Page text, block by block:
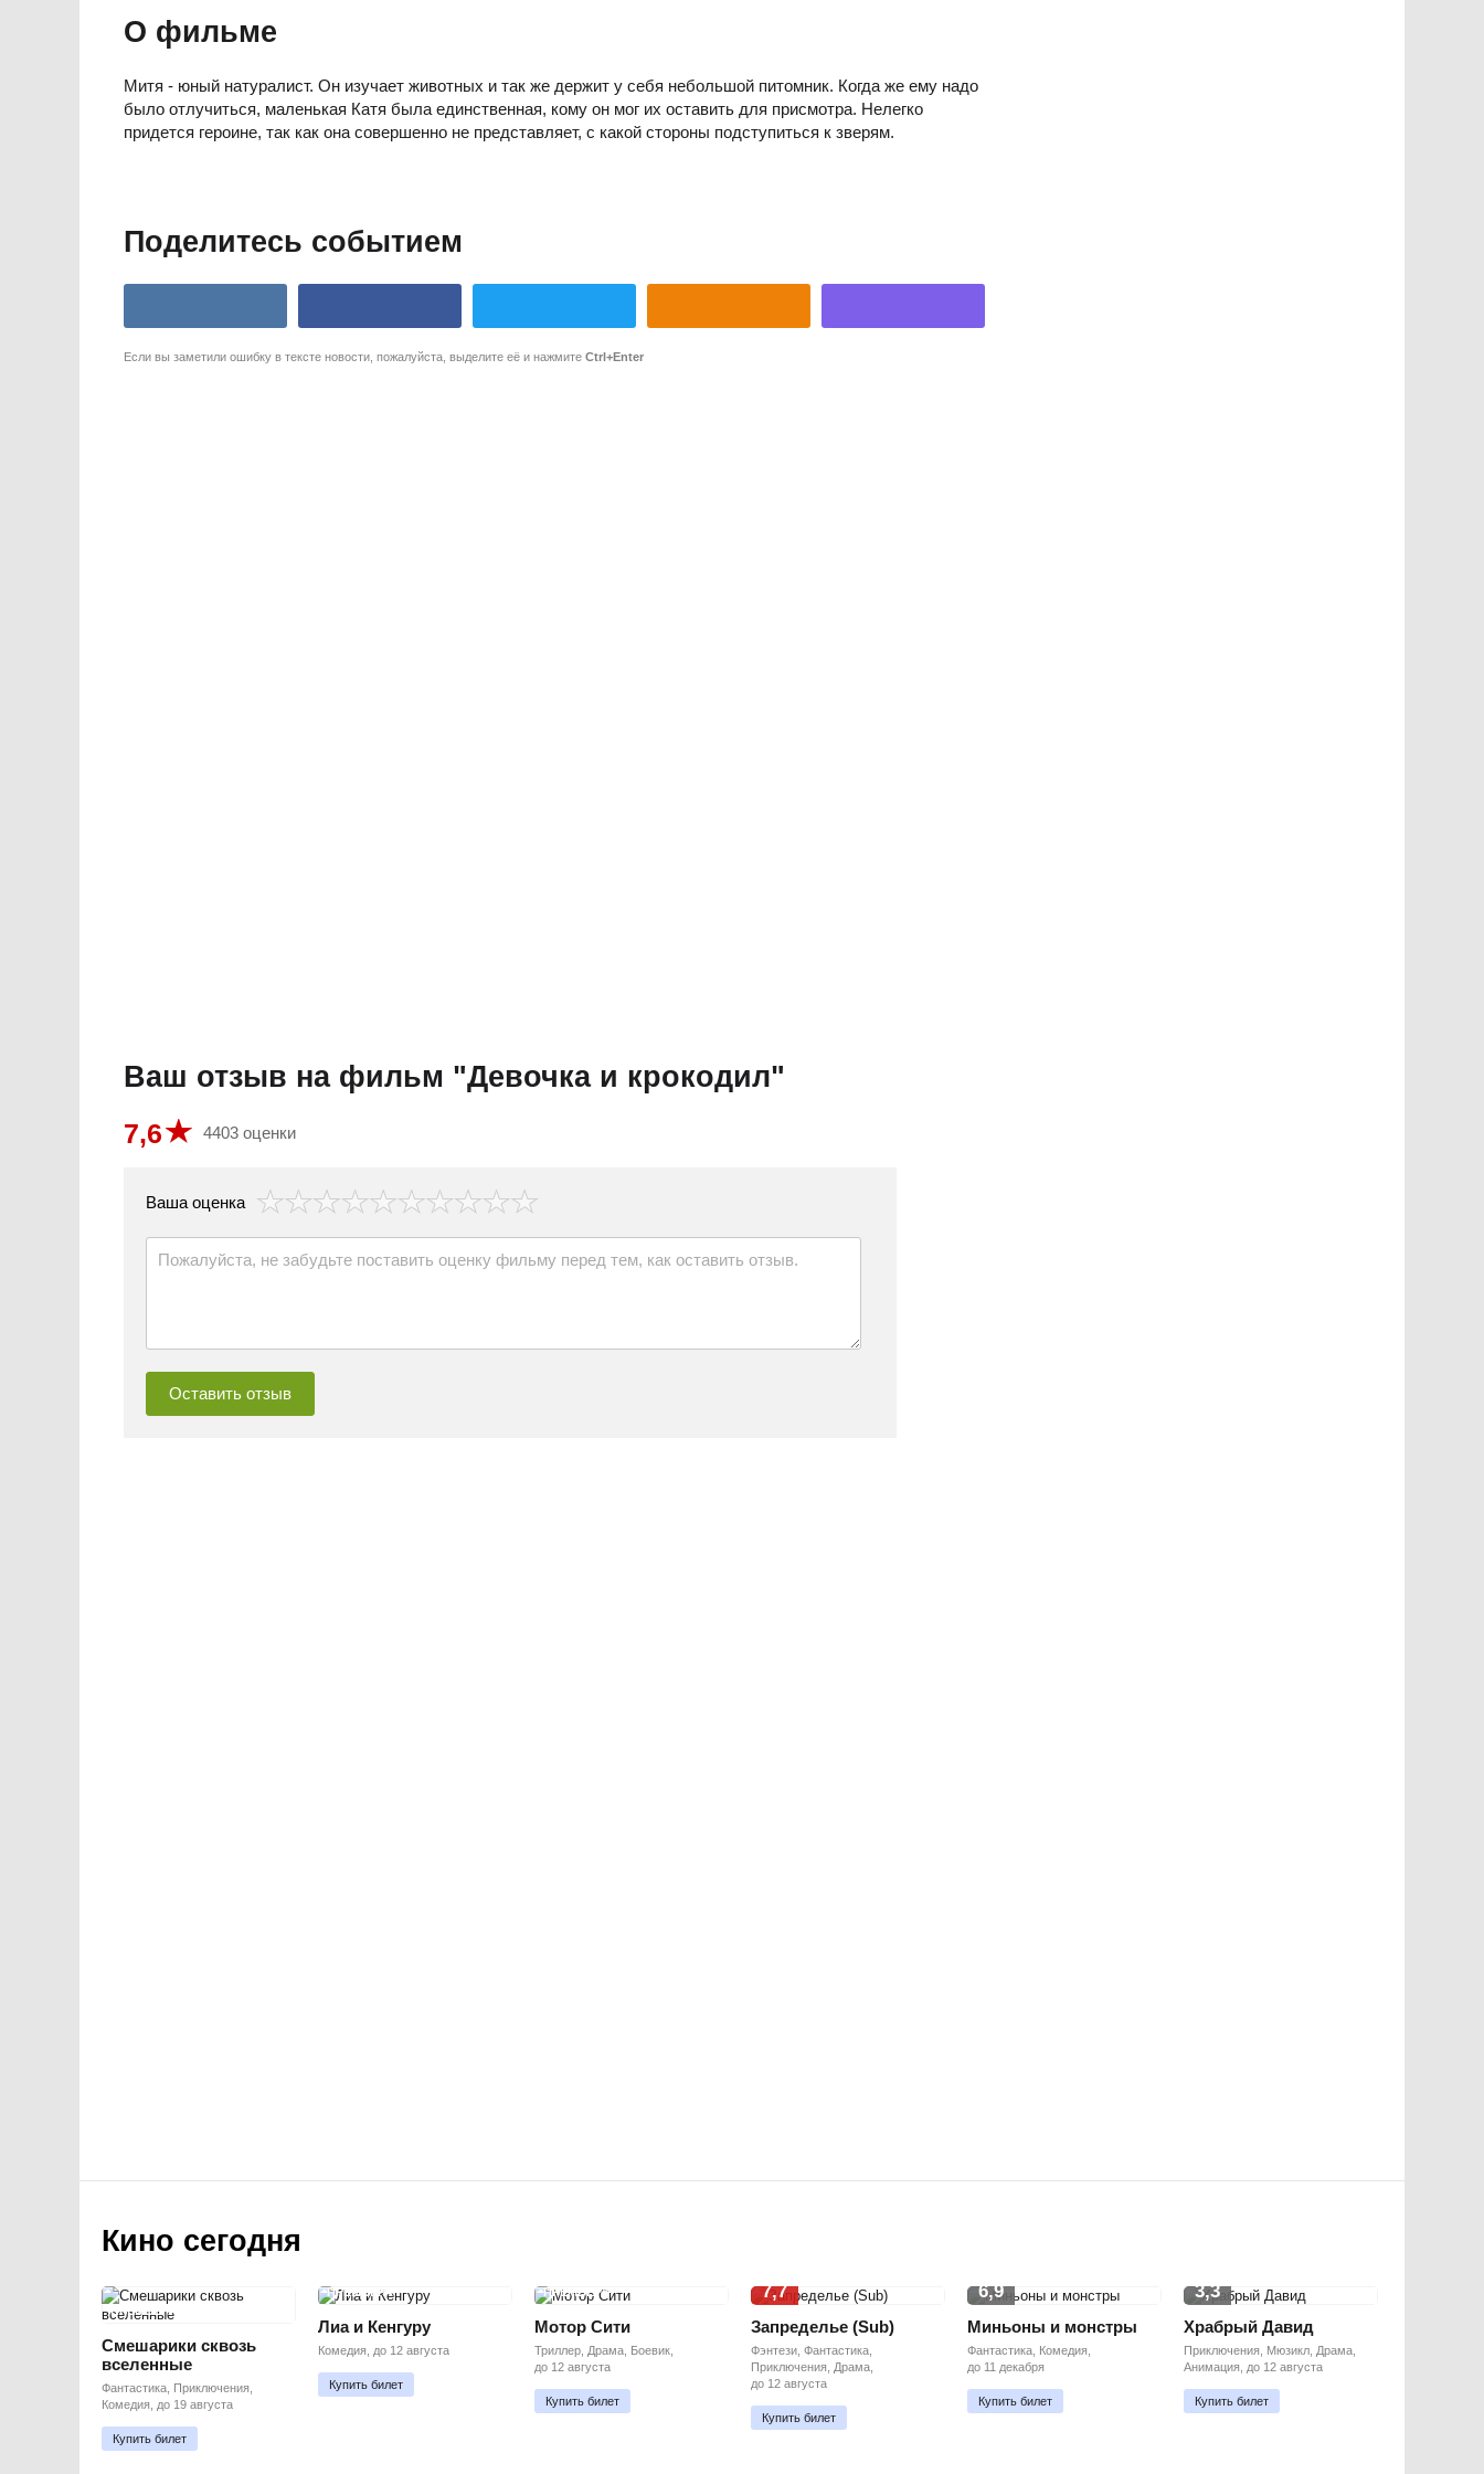
О фильме
Митя - юный натуралист. Он изучает животных и так же держит у себя небольшой питомник. Когда же ему надо
было отлучиться, маленькая Катя была единственная, кому он мог их оставить для присмотра. Нелегко
придется героине, так как она совершенно не представляет, с какой стороны подступиться к зверям.
Поделитесь событием
Если вы заметили ошибку в тексте новости, пожалуйста, выделите её и нажмите Ctrl+Enter
Ваш отзыв на фильм "Девочка и крокодил"
7,6 4403 оценки
Ваша оценка
Кино сегодня
ПРЕМЬЕРА
Смешарики сквозь
вселенные
Фантастика, Приключения,
Комедия, до 19 августа
Купить билет
ПРЕМЬЕРА
Лиа и Кенгуру
Комедия, до 12 августа
Купить билет
ПРЕМЬЕРА
Мотор Сити
Триллер, Драма, Боевик,
до 12 августа
Купить билет
7,7
Запределье (Sub)
Фэнтези, Фантастика,
Приключения, Драма,
до 12 августа
Купить билет
6,9
Миньоны и монстры
Фантастика, Комедия,
до 11 декабря
Купить билет
3,3
Храбрый Давид
Приключения, Мюзикл, Драма,
Анимация, до 12 августа
Купить билет